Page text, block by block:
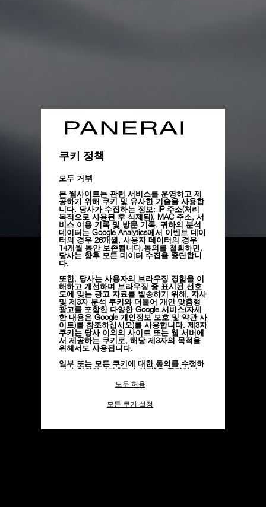
Loaded:
0%
Progress:
0%
벌크 메탈릭 글래스로 제작된 최초의 기계식 시계 케이스
충격에 강한 내구성
드러나지 않는 은밀한 혁신
LUMINOR SUBMERSIBLE 1950
BMG-TECH™
쿠키 정책
모두 거부
본 웹사이트는 관련 서비스를 운영하고 제
공하기 위해 쿠키 및 유사한 기술을 사용합
니다. 당사가 수집하는 정보: IP 주소(처리
목적으로 사용된 후 삭제됨), MAC 주소, 서
비스 이용 기록 및 방문 기록. 귀하의 분석
데이터는 Google Analytics에서 이벤트 데이
터의 경우 26개월, 사용자 데이터의 경우
14개월 동안 보존됩니다.동의를 철회하면,
당사는 향후 모든 데이터 수집을 중단합니
다.
또한, 당사는 사용자의 브라우징 경험을 이
해하고 개선하며 브라우징 중 표시된 선호
도에 맞는 광고 자료를 발송하기 위해, 자사
및 제3자 분석 쿠키와 더불어 개인 맞춤형
광고를 포함한 다양한 Google 서비스(자세
한 내용은Google 개인정보 보호 및 약관 사
이트)를 참조하십시오)를 사용합니다. 제3자
쿠키는 당사 이외의 사이트 또는 웹 서버에
서 제공하는 쿠키로, 해당 제3자의 목적을
위해서도 사용됩니다.
일부 또는 모든 쿠키에 대한 동의를 수정하
거나 철회하려면 "쿠키 설정"을 클릭하거
수집하는 정보" 섹션을 참조하여 자세히 알
모든 쿠키의 사용에 동의하시려면 "모두 허
"모두 거부"를 클릭하시면 기술 쿠키만 사
모두 허용
모든 쿠키 설정